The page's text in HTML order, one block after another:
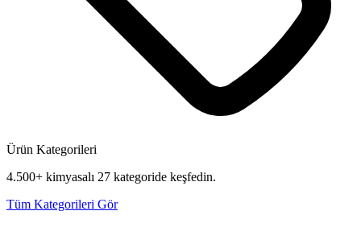
Ürün Kategorileri
4.500+ kimyasalı 27 kategoride keşfedin.
Tüm Kategorileri Gör